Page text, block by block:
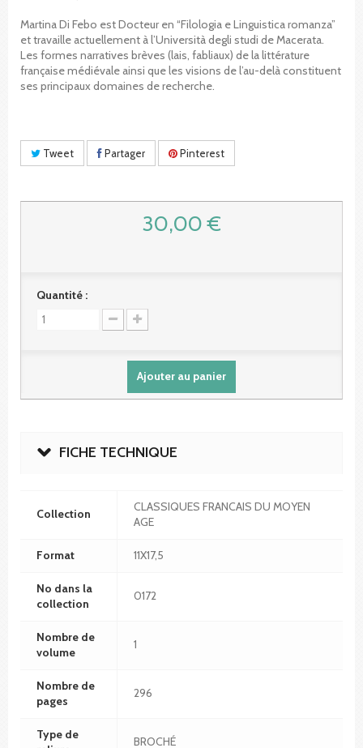
Martina Di Febo est Docteur en “Filologia e Linguistica romanza”
et travaille actuellement à l’Università degli studi de Macerata.
Les formes narratives brèves (lais, fabliaux) de la littérature
française médiévale ainsi que les visions de l’au-delà constituent
ses principaux domaines de recherche.
Tweet Partager Pinterest
30,00 €
Quantité :
Ajouter au panier
FICHE TECHNIQUE
Collection
CLASSIQUES FRANCAIS DU MOYEN
AGE
Format 11X17,5
No dans la
collection
0172
Nombre de
volume
1
Nombre de
pages
296
Type de
BROCHÉ